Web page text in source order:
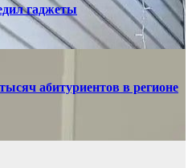
гаджеты
абитуриентов в регионе